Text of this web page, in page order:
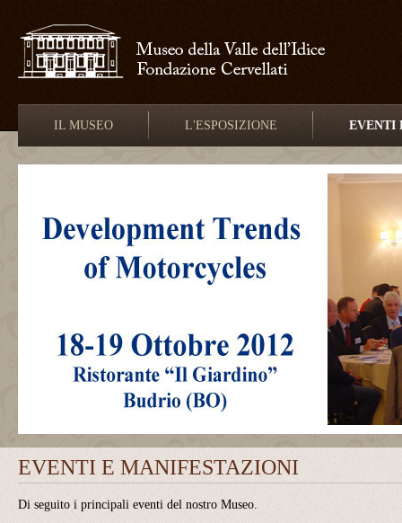
IL MUSEO L'ESPOSIZIONE EVENTI
EVENTI E MANIFESTAZIONI
Di seguito i principali eventi del nostro Museo.